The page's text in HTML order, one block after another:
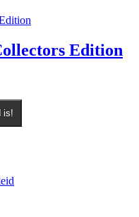
Edition
is!